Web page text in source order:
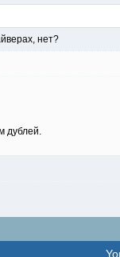
нет?
дублей.